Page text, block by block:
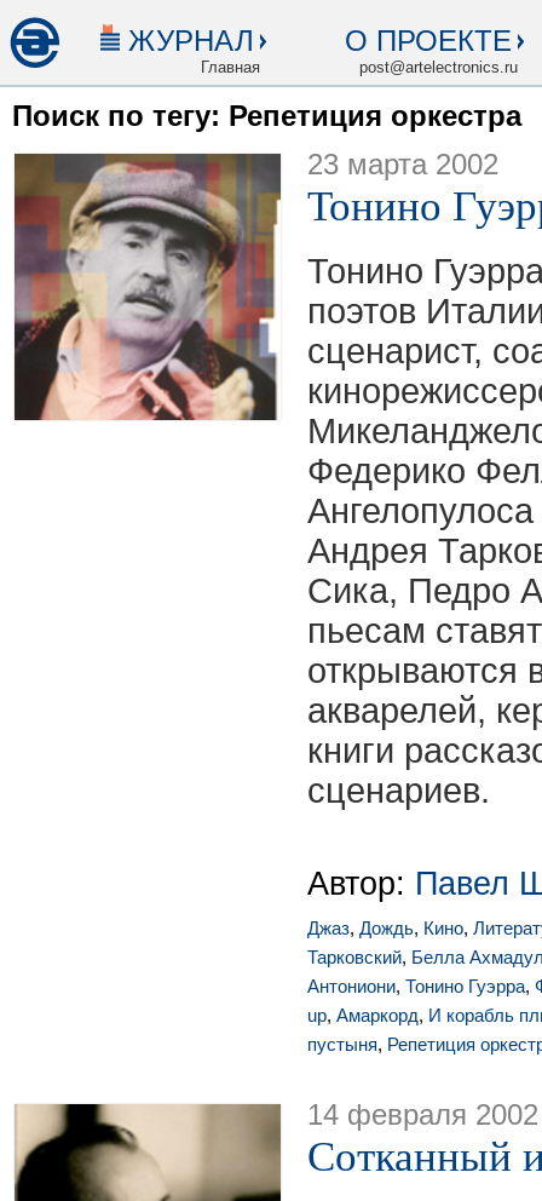
ЖУРНАЛ
Главная
О ПРОЕКТЕ
post@artelectronics.ru
Поиск по тегу: Репетиция оркестра
23 марта 2002
Тонино
Тонино
поэтов
сценарист,
Федерико
Андрея
Сика, Педро
пьесам
открываются
акварелей,
книги
сценариев.
Автор: Павел
Джаз, Дождь, Кино,
Тарковский, Белла
Антониони, Тонино Гуэрра,
up, Амаркорд, И корабль
пустыня, Репетиция
14 февраля 2002
Сотканный